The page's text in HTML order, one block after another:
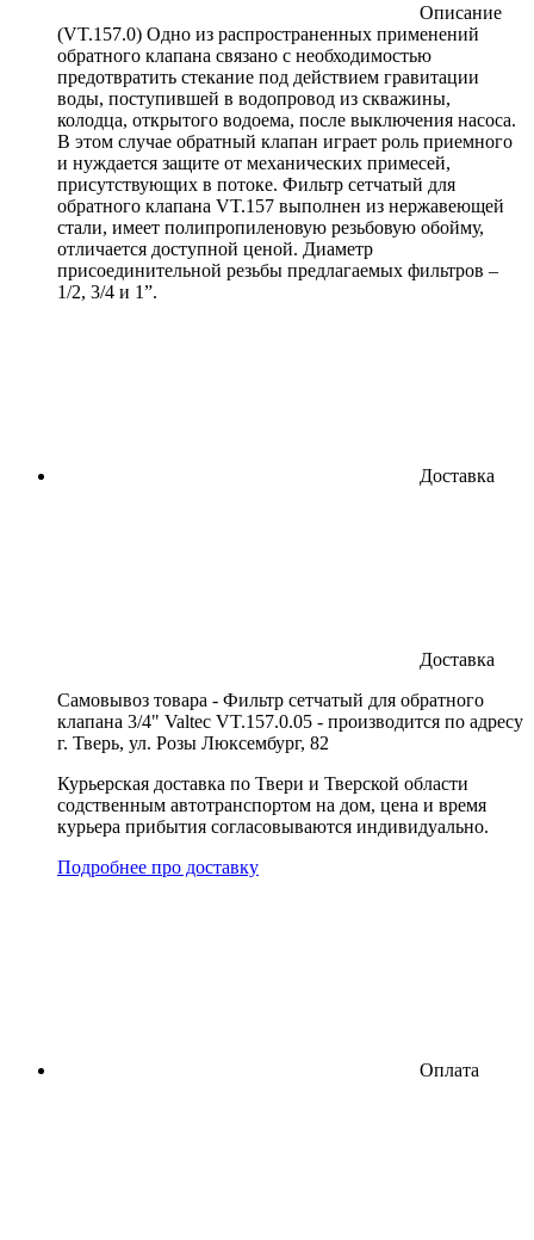
Описание
(VT.157.0) Одно из распространенных применений
обратного клапана связано с необходимостью
предотвратить стекание под действием гравитации
воды, поступившей в водопровод из скважины,
колодца, открытого водоема, после выключения насоса.
В этом случае обратный клапан играет роль приемного
и нуждается защите от механических примесей,
присутствующих в потоке. Фильтр сетчатый для
обратного клапана VT.157 выполнен из нержавеющей
стали, имеет полипропиленовую резьбовую обойму,
отличается доступной ценой. Диаметр
присоединительной резьбы предлагаемых фильтров –
1/2, 3/4 и 1”.
Доставка
Доставка
Cамовывоз товара - Фильтр сетчатый для обратного
клапана 3/4" Valtec VT.157.0.05 - производится по адресу
г. Тверь, ул. Розы Люксембург, 82
Курьерская доставка по Твери и Тверской области
содственным автотранспортом на дом, цена и время
курьера прибытия согласовываются индивидуально.
Подробнее про доставку
Оплата